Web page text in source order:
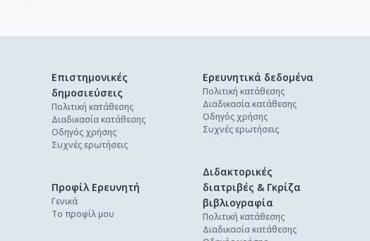
Επιστημονικές
δημοσιεύσεις
Πολιτική κατάθεσης
Διαδικασία κατάθεσης
Οδηγός χρήσης
Συχνές ερωτήσεις
Ερευνητικά δεδομένα
Πολιτική κατάθεσης
Διαδικασία κατάθεσης
Οδηγός χρήσης
Συχνές ερωτήσεις
Διδακτορικές
διατριβές & Γκρίζα
βιβλιογραφία
Πολιτική κατάθεσης
Διαδικασία κατάθεσης
Προφίλ Ερευνητή
Γενικά
Το προφίλ μου